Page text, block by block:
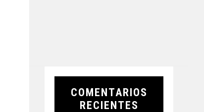
COMENTARIOS
RECIENTES